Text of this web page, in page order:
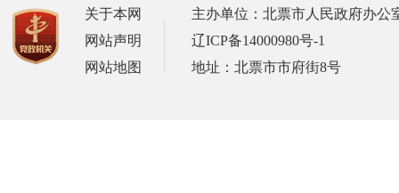
关于本网
网站声明
网站地图
主办单位：北票市人民政府办公
辽ICP备14000980号-1
地址：北票市市府街8号